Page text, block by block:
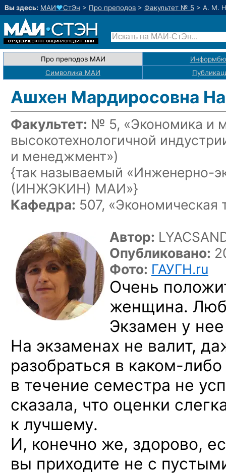
Вы здесь: МАИ♥СтЭн > Про преподов > Факультет № 5 > А. М.
Про преподов МАИ
Символика МАИ
Ашхен Мардиросовна
Факультет: № 5, «Экономика и
высокотехнологичной
и менеджмент»)
{так называемый «Инженерно-
(ИНЖЭКИН) МАИ»}
Кафедра: 507, «Экономическая
Автор:
Опубликовано:
Фото: ГАУГН.ru
Очень
женщина.
Экзамен у
На экзаменах не валит,
разобраться в каком-либо
в течение семестра не
сказала, что оценки
к лучшему.
И, конечно же, здорово,
вы приходите не с